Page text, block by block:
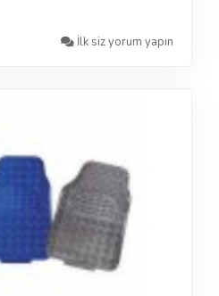
İlk siz yorum yapın